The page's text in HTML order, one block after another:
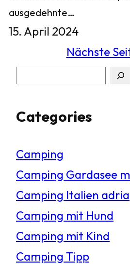
ausgedehnte…
15. April 2024
Nächste
c
e
n
Categories
Camping
Camping Gardasee
Camping Italien adria
Camping mit Hund
Camping mit Kind
Camping Tipp